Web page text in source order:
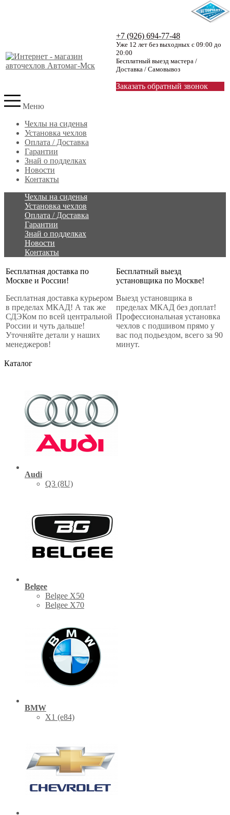
+7 (926) 694-77-48
Уже 12 лет без выходных с 09:00 до
20:00
Бесплатный выезд мастера /
Доставка / Самовывоз
Заказать обратный звонок
Меню
Чехлы на сиденья
Установка чехлов
Оплата / Доставка
Гарантии
Знай о подделках
Новости
Контакты
Чехлы на сиденья
Установка чехлов
Оплата / Доставка
Гарантии
Знай о подделках
Новости
Контакты
Бесплатная доставка по
Москве и России!
Бесплатная доставка курьером
в пределах МКАД! А так же
СДЭКом по всей центральной
России и чуть дальше!
Уточняйте детали у наших
менеджеров!
Бесплатный выезд
установщика по Москве!
Выезд установщика в
пределах МКАД без доплат!
Профессиональная установка
чехлов с подшивом прямо у
вас под подьездом, всего за 90
минут.
Каталог
Audi
Q3 (8U)
Belgee
Belgee X50
Belgee X70
BMW
X1 (е84)